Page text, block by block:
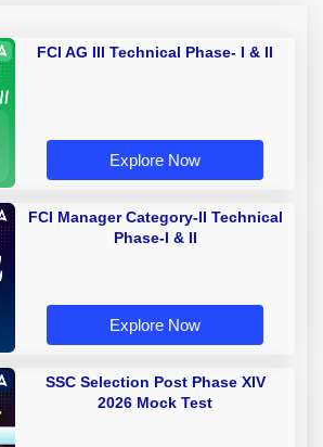
FCI AG III Technical Phase- I & II
Explore Now
FCI Manager Category-II Technical
Phase-I & II
Explore Now
SSC Selection Post Phase XIV
2026 Mock Test